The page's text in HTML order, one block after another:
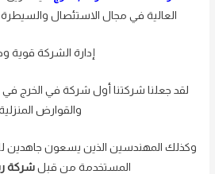
العالية في مجال الاستئصال والسيطرة
إدارة الشركة قوية
لقد جعلنا شركتنا أول شركة في الخرج
والقوارض المنزلية
وكذلك المهندسين الذين يسعون جاهدين
المستخدمة من قبل شركة